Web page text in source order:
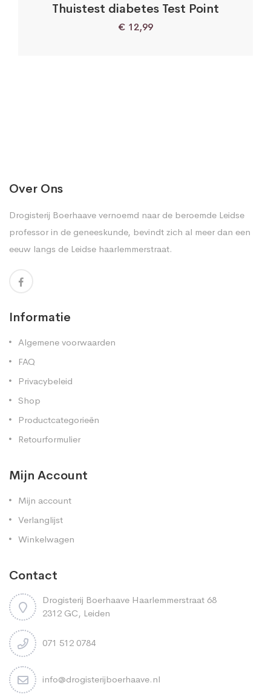
Thuistest diabetes Test Point
€ 12,99
Over Ons
Drogisterij Boerhaave vernoemd naar de beroemde Leidse
professor in de geneeskunde, bevindt zich al meer dan een
eeuw langs de Leidse haarlemmerstraat.
Informatie
Algemene voorwaarden
FAQ
Privacybeleid
Shop
Productcategorieën
Retourformulier
Mijn Account
Mijn account
Verlanglijst
Winkelwagen
Contact
Drogisterij Boerhaave Haarlemmerstraat 68
2312 GC, Leiden
071 512 0784
info@drogisterijboerhaave.nl